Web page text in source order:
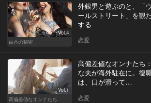
Vol.4
由香の秘密
外銀男と遊ぶのと、「
ールストリート」を観
する
恋愛
Vol.1
高偏差値なオンナたち
高偏差値なオンナたち
な夫が海外駐在に。復
は、口が滑って…
恋愛